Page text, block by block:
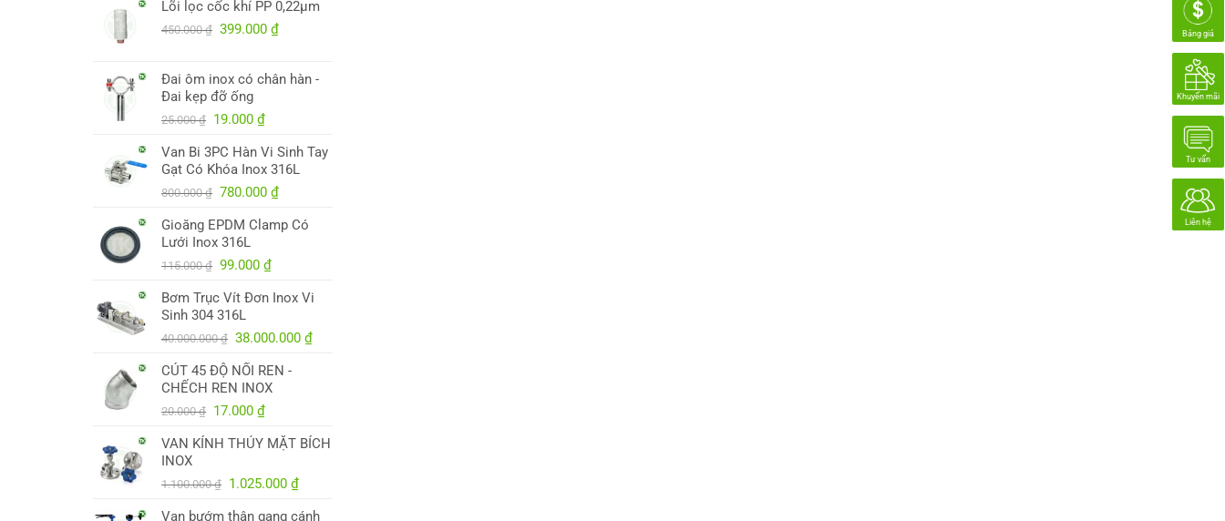
là:
250.000 ₫.
tại
là:
Lõi lọc cốc khí PP 0,22µm
450.000₫ Giá
450.000 ₫.
399.000 ₫Giá
là:
Đai ôm inox có chân hàn -
Đai kẹp đỡ ống
25.000₫ Giá
là:
25.000 ₫.
19.000 ₫Giá
tại
là:
19.000 ₫.
Van Bi 3PC Hàn Vi Sinh Tay
Gạt Có Khóa Inox 316L
800.000₫ Giá
là:
800.000 ₫.
780.000 ₫Giá
tại
Gioăng EPDM Clamp Có
Lưới Inox 316L
115.000₫ Giá
là:
115.000 ₫.
99.000 ₫Giá
tại
99.000 ₫.
Bơm Trục Vít Đơn Inox Vi
Sinh 304 316L
40.000.000₫ Giá
là:
40.000.000 ₫.
38.000.000 ₫Giá
CÚT 45 ĐỘ NỐI REN -
CHẾCH REN INOX
20.000₫ Giá
là:
17.000 ₫Giá
tại
17.000 ₫.
VAN KÍNH THỦY MẶT BÍCH
INOX
1.100.000₫ Giá
1.025.000 ₫Giá
Van bướm thân gang cánh
Bảng giá
Khuyến mãi
Tư vấn
Liên hệ